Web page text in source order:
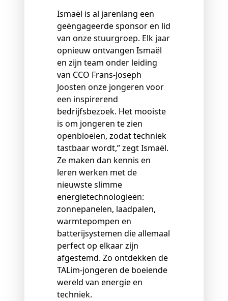
Ismaël is al jarenlang een
geëngageerde sponsor en lid
van onze stuurgroep. Elk jaar
opnieuw ontvangen Ismaël
en zijn team onder leiding
van CCO Frans-Joseph
Joosten onze jongeren voor
een inspirerend
bedrijfsbezoek. Het mooiste
is om jongeren te zien
openbloeien, zodat techniek
tastbaar wordt,” zegt Ismaël.
Ze maken dan kennis en
leren werken met de
nieuwste slimme
energietechnologieën:
zonnepanelen, laadpalen,
warmtepompen en
batterijsystemen die allemaal
perfect op elkaar zijn
afgestemd. Zo ontdekken de
TALim-jongeren de boeiende
wereld van energie en
techniek.